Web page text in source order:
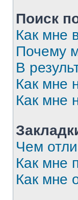
Поиск
Как мне
Почему
В
Как мне
Как мне
Чем
Как мне
Как мне